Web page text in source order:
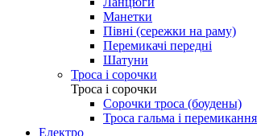
Манетки
Півні (сережки на раму)
Перемикачі передні
Шатуни
Троса і сорочки
Троса і сорочки
Сорочки троса (боудены)
Троса гальма і перемикання
Електро